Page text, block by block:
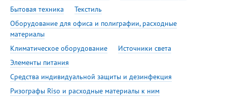
Бытовая техника
Текстиль
Оборудование для офиса и полиграфии, расходные
материалы
Климатическое оборудование
Источники света
Элементы питания
Средства индивидуальной защиты и дезинфекция
Ризографы Riso и расходные материалы к ним